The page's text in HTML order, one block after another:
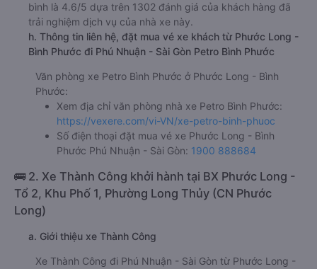
bình là 4.6/5 dựa trên 1302 đánh giá của khách hàng đã
trải nghiệm dịch vụ của nhà xe này.
h. Thông tin liên hệ, đặt mua vé xe khách từ Phước Long -
Bình Phước đi Phú Nhuận - Sài Gòn Petro Bình Phước
Văn phòng xe Petro Bình Phước ở Phước Long - Bình
Phước:
Xem địa chỉ văn phòng nhà xe Petro Bình Phước:
https://vexere.com/vi-VN/xe-petro-binh-phuoc
Số điện thoại đặt mua vé xe Phước Long - Bình
Phước Phú Nhuận - Sài Gòn: 1900 888684
🚌 2. Xe Thành Công khởi hành tại BX Phước Long -
Tổ 2, Khu Phố 1, Phường Long Thủy (CN Phước
Long)
a. Giới thiệu xe Thành Công
Xe Thành Công đi Phú Nhuận - Sài Gòn từ Phước Long -